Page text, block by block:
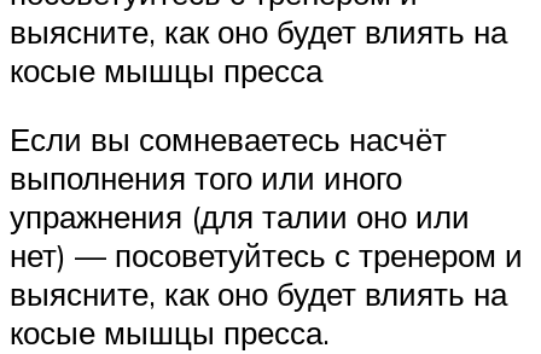
выясните, как оно будет влиять на
косые мышцы пресса
Если вы сомневаетесь насчёт
выполнения того или иного
упражнения (для талии оно или
нет) — посоветуйтесь с тренером и
выясните, как оно будет влиять на
косые мышцы пресса.